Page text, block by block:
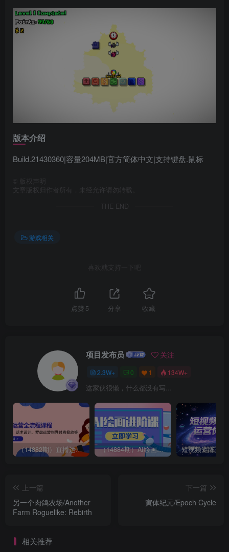
版本介绍
Build.21430360|容量204MB|官方简体中文|支持键盘.鼠标
版权声明
文章版权归作者所有，未经允许请勿转载。
THE END
游戏相关
喜欢就支持一下吧
点赞 5 分享 收藏
项目发布员 关注
2.3W+ 0 1 134W+
这家伙很懒，什么都没有写...
（14882期）直播运营全流程课程-5月更新：从起号、话术设计、罗盘运营到微付费投放等 （14884期）AI绘画进阶课，涵盖电商摄影等多领域，PS操作与AI工具使用全面教学
上一篇
另一个肉鸽农场/Another
Farm Roguelike: Rebirth
下一篇
寅体纪元/Epoch Cycle
相关推荐